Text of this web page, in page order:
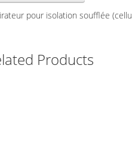
pour isolation soufflée
Products